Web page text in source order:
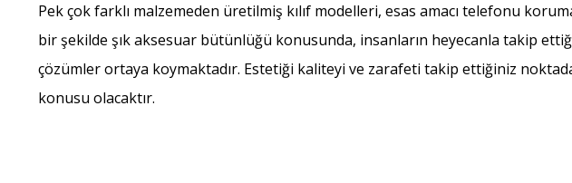
Pek çok farklı malzemeden üretilmiş kılıf modelleri, esas amacı telefonu
bir şekilde şık aksesuar bütünlüğü konusunda, insanların heyecanla takip
çözümler ortaya koymaktadır. Estetiği kaliteyi ve zarafeti takip ettiğiniz
konusu olacaktır.